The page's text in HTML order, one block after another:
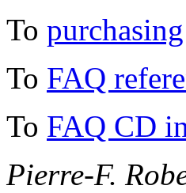
To
To FAQ
To FAQ CD
Pierre-F.